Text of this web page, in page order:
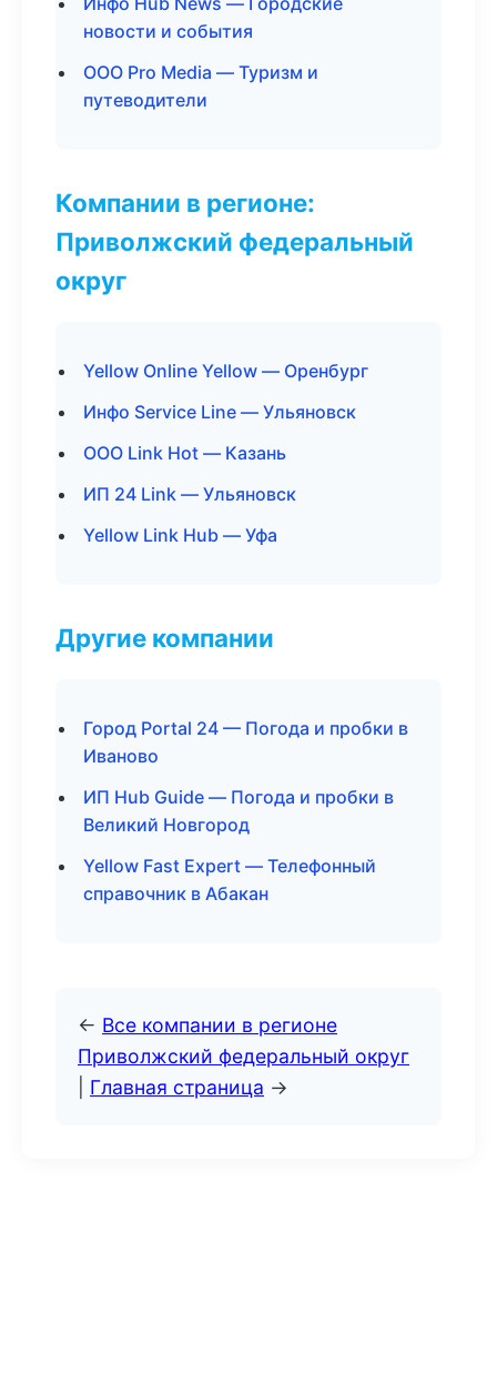
новости и события
ООО Pro Media — Туризм и
путеводители
Компании в регионе:
Приволжский федеральный
округ
Yellow Online Yellow — Оренбург
Инфо Service Line — Ульяновск
ООО Link Hot — Казань
ИП 24 Link — Ульяновск
Yellow Link Hub — Уфа
Другие компании
Город Portal 24 — Погода и пробки в
Иваново
ИП Hub Guide — Погода и пробки в
Великий Новгород
Yellow Fast Expert — Телефонный
справочник в Абакан
← Все компании в регионе
Приволжский федеральный округ
Главная страница →